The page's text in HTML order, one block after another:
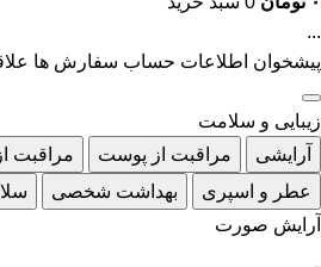
...
پیشخوان اطلاعات حساب سفارش ها
زیبایی و سلامت
آرایشی
مراقبت از پوست مراقبت
عطر و اسپری
بهداشت شخصی
آرایش صورت